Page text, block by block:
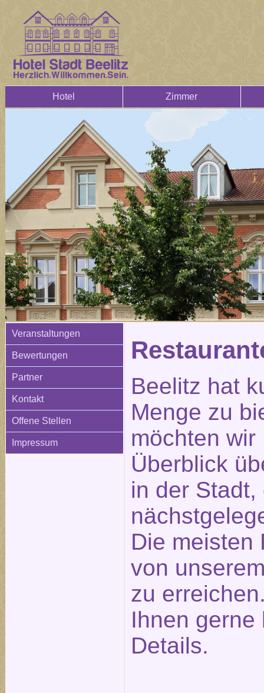
Hotel Zimmer
Veranstaltungen
Bewertungen
Partner
Kontakt
Offene Stellen
Impressum
Beelitz hat
Menge zu
möchten
Überblick
in der
Die meisten
von
zu
Ihnen gerne
Details.